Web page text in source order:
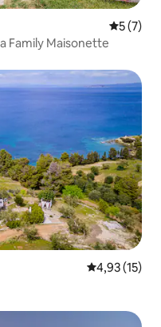
5 (7)
Family Maisonette
Prosječna
4,93 (15)